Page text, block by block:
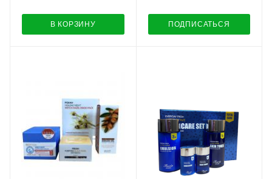
В КОРЗИНУ ПОДПИСАТЬСЯ